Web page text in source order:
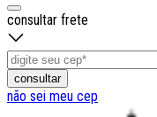
consultar frete
consultar
não sei meu cep